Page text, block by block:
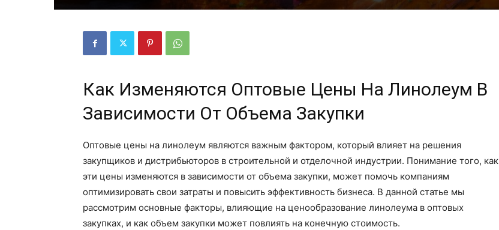
Как Изменяются Оптовые Цены На Линолеум В
Зависимости От Объема Закупки
Оптовые цены на линолеум являются важным фактором, который влияет на решения
закупщиков и дистрибьюторов в строительной и отделочной индустрии. Понимание того, как
эти цены изменяются в зависимости от объема закупки, может помочь компаниям
оптимизировать свои затраты и повысить эффективность бизнеса. В данной статье мы
рассмотрим основные факторы, влияющие на ценообразование линолеума в оптовых
закупках, и как объем закупки может повлиять на конечную стоимость.